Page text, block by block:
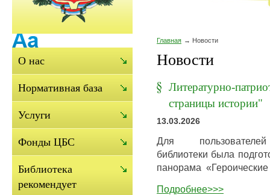
Главная Новости
Новости
Литературно-
страницы истории"
13.03.2026
Для
библиотеки была
панорама
Подробнее>>>
О нас
Нормативная база
Услуги
Фонды ЦБС
Библиотека
рекомендует